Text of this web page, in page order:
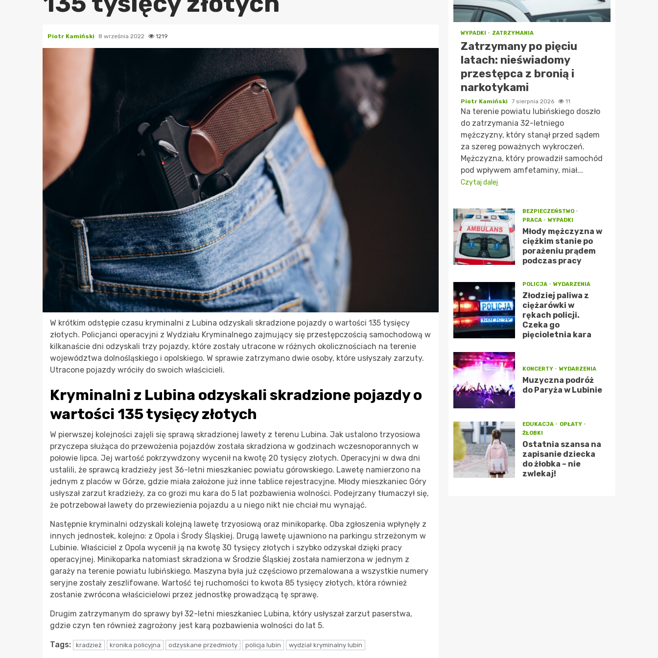
Piotr Kamiński 8 września 2022 1219
W krótkim odstępie czasu kryminalni z Lubina odzyskali skradzione pojazdy o wartości 135 tysięcy
złotych. Policjanci operacyjni z Wydziału Kryminalnego zajmujący się przestępczością samochodową w
kilkanaście dni odzyskali trzy pojazdy, które zostały utracone w różnych okolicznościach na terenie
województwa dolnośląskiego i opolskiego. W sprawie zatrzymano dwie osoby, które usłyszały zarzuty.
Utracone pojazdy wróciły do swoich właścicieli.
Kryminalni z Lubina odzyskali skradzione pojazdy o
wartości 135 tysięcy złotych
W pierwszej kolejności zajęli się sprawą skradzionej lawety z terenu Lubina. Jak ustalono trzyosiowa
przyczepa służąca do przewożenia pojazdów została skradziona w godzinach wczesnoporannych w
połowie lipca. Jej wartość pokrzywdzony wycenił na kwotę 20 tysięcy złotych. Operacyjni w dwa dni
ustalili, że sprawcą kradzieży jest 36-letni mieszkaniec powiatu górowskiego. Lawetę namierzono na
jednym z placów w Górze, gdzie miała założone już inne tablice rejestracyjne. Młody mieszkaniec Góry
usłyszał zarzut kradzieży, za co grozi mu kara do 5 lat pozbawienia wolności. Podejrzany tłumaczył się,
że potrzebował lawety do przewiezienia pojazdu a u niego nikt nie chciał mu wynająć.
Następnie kryminalni odzyskali kolejną lawetę trzyosiową oraz minikoparkę. Oba zgłoszenia wpłynęły z
innych jednostek, kolejno: z Opola i Środy Śląskiej. Drugą lawetę ujawniono na parkingu strzeżonym w
Lubinie. Właściciel z Opola wycenił ją na kwotę 30 tysięcy złotych i szybko odzyskał dzięki pracy
operacyjnej. Minikoparka natomiast skradziona w Środzie Śląskiej została namierzona w jednym z
garaży na terenie powiatu lubińskiego. Maszyna była już częściowo przemalowana a wszystkie numery
seryjne zostały zeszlifowane. Wartość tej ruchomości to kwota 85 tysięcy złotych, która również
zostanie zwrócona właścicielowi przez jednostkę prowadzącą tę sprawę.
Drugim zatrzymanym do sprawy był 32-letni mieszkaniec Lubina, który usłyszał zarzut paserstwa,
gdzie czyn ten również zagrożony jest karą pozbawienia wolności do lat 5.
Tags: kradzież kronika policyjna odzyskane przedmioty policja lubin wydział kryminalny lubin
WYPADKI ZATRZYMANIA
Zatrzymany po pięciu
latach: nieświadomy
przestępca z bronią i
narkotykami
Piotr Kamiński 7 sierpnia 2026 11
Na terenie powiatu lubińskiego doszło
do zatrzymania 32-letniego
mężczyzny, który stanął przed sądem
za szereg poważnych wykroczeń.
Mężczyzna, który prowadził samochód
pod wpływem amfetaminy, miał...
Czytaj dalej
BEZPIECZEŃSTWO
PRACA
WYPADKI
Młody mężczyzna w
ciężkim stanie po
porażeniu prądem
podczas pracy
POLICJA WYDARZENIA
Złodziej paliwa z
ciężarówki w
rękach policji.
Czeka go
pięcioletnia kara
KONCERTY WYDARZENIA
Muzyczna podróż
do Paryża w Lubinie
EDUKACJA
OPŁATY
ŻŁOBKI
Ostatnia szansa na
zapisanie dziecka
do żłobka – nie
zwlekaj!